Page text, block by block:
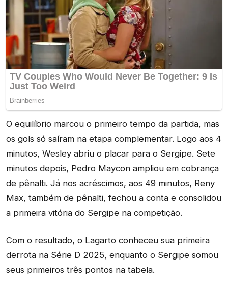
O equilíbrio marcou o primeiro tempo da partida, mas
os gols só saíram na etapa complementar. Logo aos 4
minutos, Wesley abriu o placar para o Sergipe. Sete
minutos depois, Pedro Maycon ampliou em cobrança
de pênalti. Já nos acréscimos, aos 49 minutos, Reny
Max, também de pênalti, fechou a conta e consolidou
a primeira vitória do Sergipe na competição.
Com o resultado, o Lagarto conheceu sua primeira
derrota na Série D 2025, enquanto o Sergipe somou
seus primeiros três pontos na tabela.